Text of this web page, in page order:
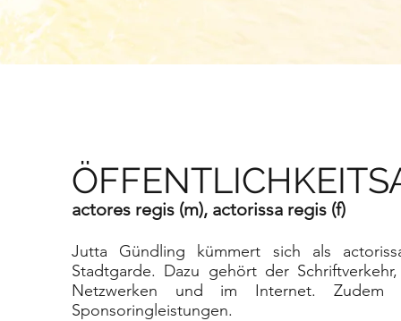
actores regis (m), actorissa regis (f)
Jutta Gündling kümmert sich als
Stadtgarde. Dazu gehört der
Netzwerken und im Internet.
Sponsoringleistungen.